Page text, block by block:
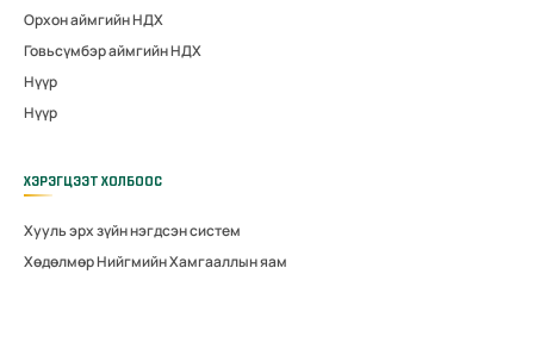
Орхон аймгийн НДХ
Говьсүмбэр аймгийн НДХ
Нүүр
Нүүр
ХЭРЭГЦЭЭТ ХОЛБООС
Хууль эрх зүйн нэгдсэн систем
Хөдөлмөр Нийгмийн Хамгааллын яам